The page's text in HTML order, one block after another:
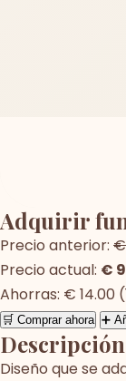
Adquirir
Precio anterior: €
Precio actual: €
Ahorras: € 14.00
🛒 Comprar ahora ➕
Diseño que se